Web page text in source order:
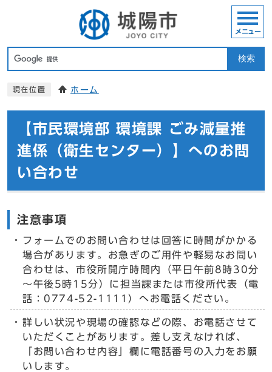
検索
メニュー
現在位置 ホーム
【市民環境部 環境課 ごみ減量推
進係（衛生センター）】へのお問
い合わせ
注意事項
フォームでのお問い合わせは回答に時間がかかる
場合があります。お急ぎのご用件や軽易なお問い
合わせは、市役所開庁時間内（平日午前8時30分
～午後5時15分）に担当課または市役所代表（電
話：0774-52-1111）へお電話ください。
詳しい状況や現場の確認などの際、お電話させて
いただくことがあります。差し支えなければ、
「お問い合わせ内容」欄に電話番号の入力をお願
いします。